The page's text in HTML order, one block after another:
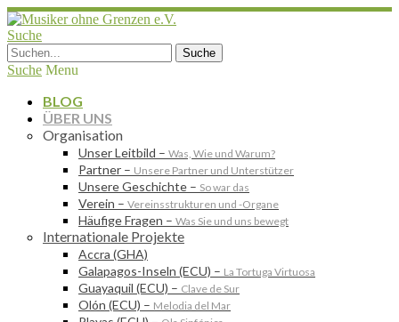
Suche
Suche Menu
BLOG
ÜBER UNS
Organisation
Unser Leitbild – Was, Wie und Warum?
Partner – Unsere Partner und Unterstützer
Unsere Geschichte – So war das
Verein – Vereinsstrukturen und -Organe
Häufige Fragen – Was Sie und uns bewegt
Internationale Projekte
Accra (GHA)
Galapagos-Inseln (ECU) – La Tortuga Virtuosa
Guayaquil (ECU) – Clave de Sur
Olón (ECU) – Melodia del Mar